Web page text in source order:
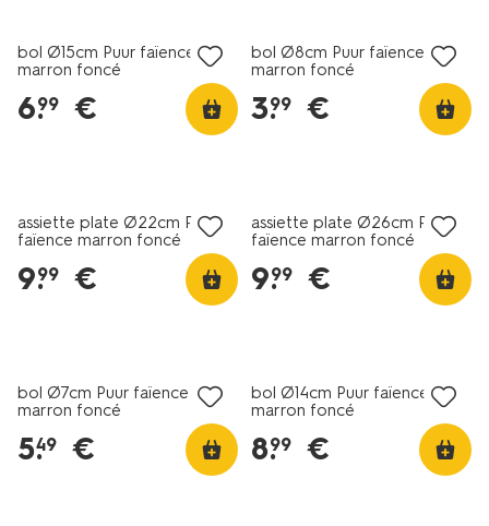
fr/manger-
cuisiner/manger/vaisselle/assiettes/assiette-
a-
marron-
fonce-
9650178.html
Products
bol Ø15cm Puur faïence
marron foncé
6.
99 €
bol Ø8cm Puur faïence
marron foncé
3.
99 €
assiette plate Ø22cm Puur
faïence marron foncé
9.
99 €
assiette plate Ø26cm Puur
faïence marron foncé
9.
99 €
bol Ø7cm Puur faïence
marron foncé
5.
49 €
bol Ø14cm Puur faïence
marron foncé
8.
99 €